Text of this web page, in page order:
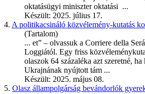
oktatásügyi miniszter oktatási ...
Készült: 2025. július 17.
4. A politikacsináló közvélemény-kutatás
(Tartalom)
... et” – olvassuk a Corriere della
Loggiától. Egy friss
olaszok 64 százaléka azt szeretné,
Ukrajnának nyújtott tám ...
Készült: 2025. május 08.
5. Olasz állampolgárság bevándorlók